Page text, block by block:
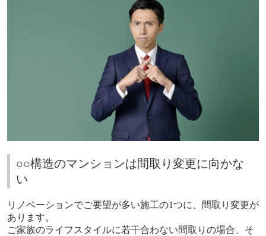
○○構造のマンションは間取り変更に向かな
い
リノベーションでご要望が多い施工の1つに、間取り変更が
あります。
ご家族のライフスタイルに若干合わない間取りの場合、そ